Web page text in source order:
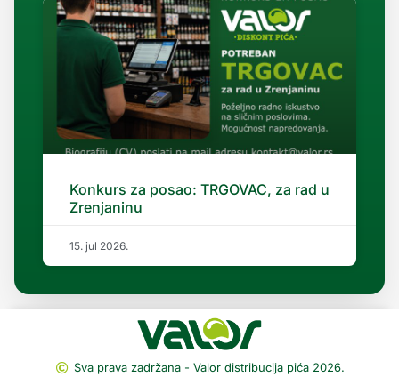
Konkurs za posao: TRGOVAC, za rad u
Zrenjaninu
15. jul 2026.
Sva prava zadržana - Valor distribucija pića 2026.